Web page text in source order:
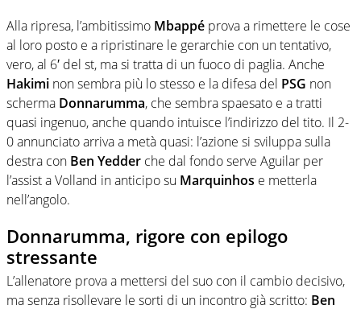
Alla ripresa, l’ambitissimo Mbappé prova a rimettere le cose
al loro posto e a ripristinare le gerarchie con un tentativo,
vero, al 6′ del st, ma si tratta di un fuoco di paglia. Anche
Hakimi non sembra più lo stesso e la difesa del PSG non
scherma Donnarumma, che sembra spaesato e a tratti
quasi ingenuo, anche quando intuisce l’indirizzo del tito. Il 2-
0 annunciato arriva a metà quasi: l’azione si sviluppa sulla
destra con Ben Yedder che dal fondo serve Aguilar per
l’assist a Volland in anticipo su Marquinhos e metterla
nell’angolo.
Donnarumma, rigore con epilogo
stressante
L’allenatore prova a mettersi del suo con il cambio decisivo,
ma senza risollevare le sorti di un incontro già scritto: Ben